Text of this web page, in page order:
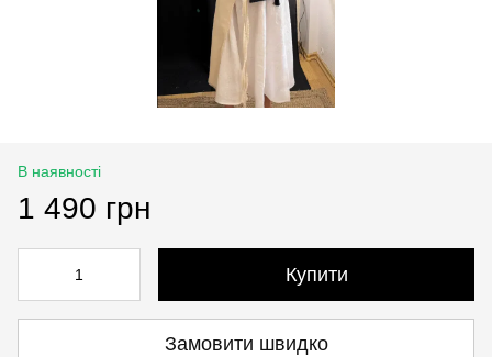
В наявності
1 490 грн
Купити
Замовити швидко